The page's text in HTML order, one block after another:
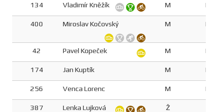
134 Vladimír Kněžík M
400 Miroslav Kočovský M
42 Pavel Kopeček M
174 Jan Kuptík M
256 Venca Lorenc M
387 Lenka Lujková Ž